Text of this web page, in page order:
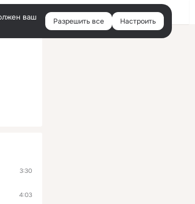
Войти
ваш
Разрешить все Настроить
3:30
4:03